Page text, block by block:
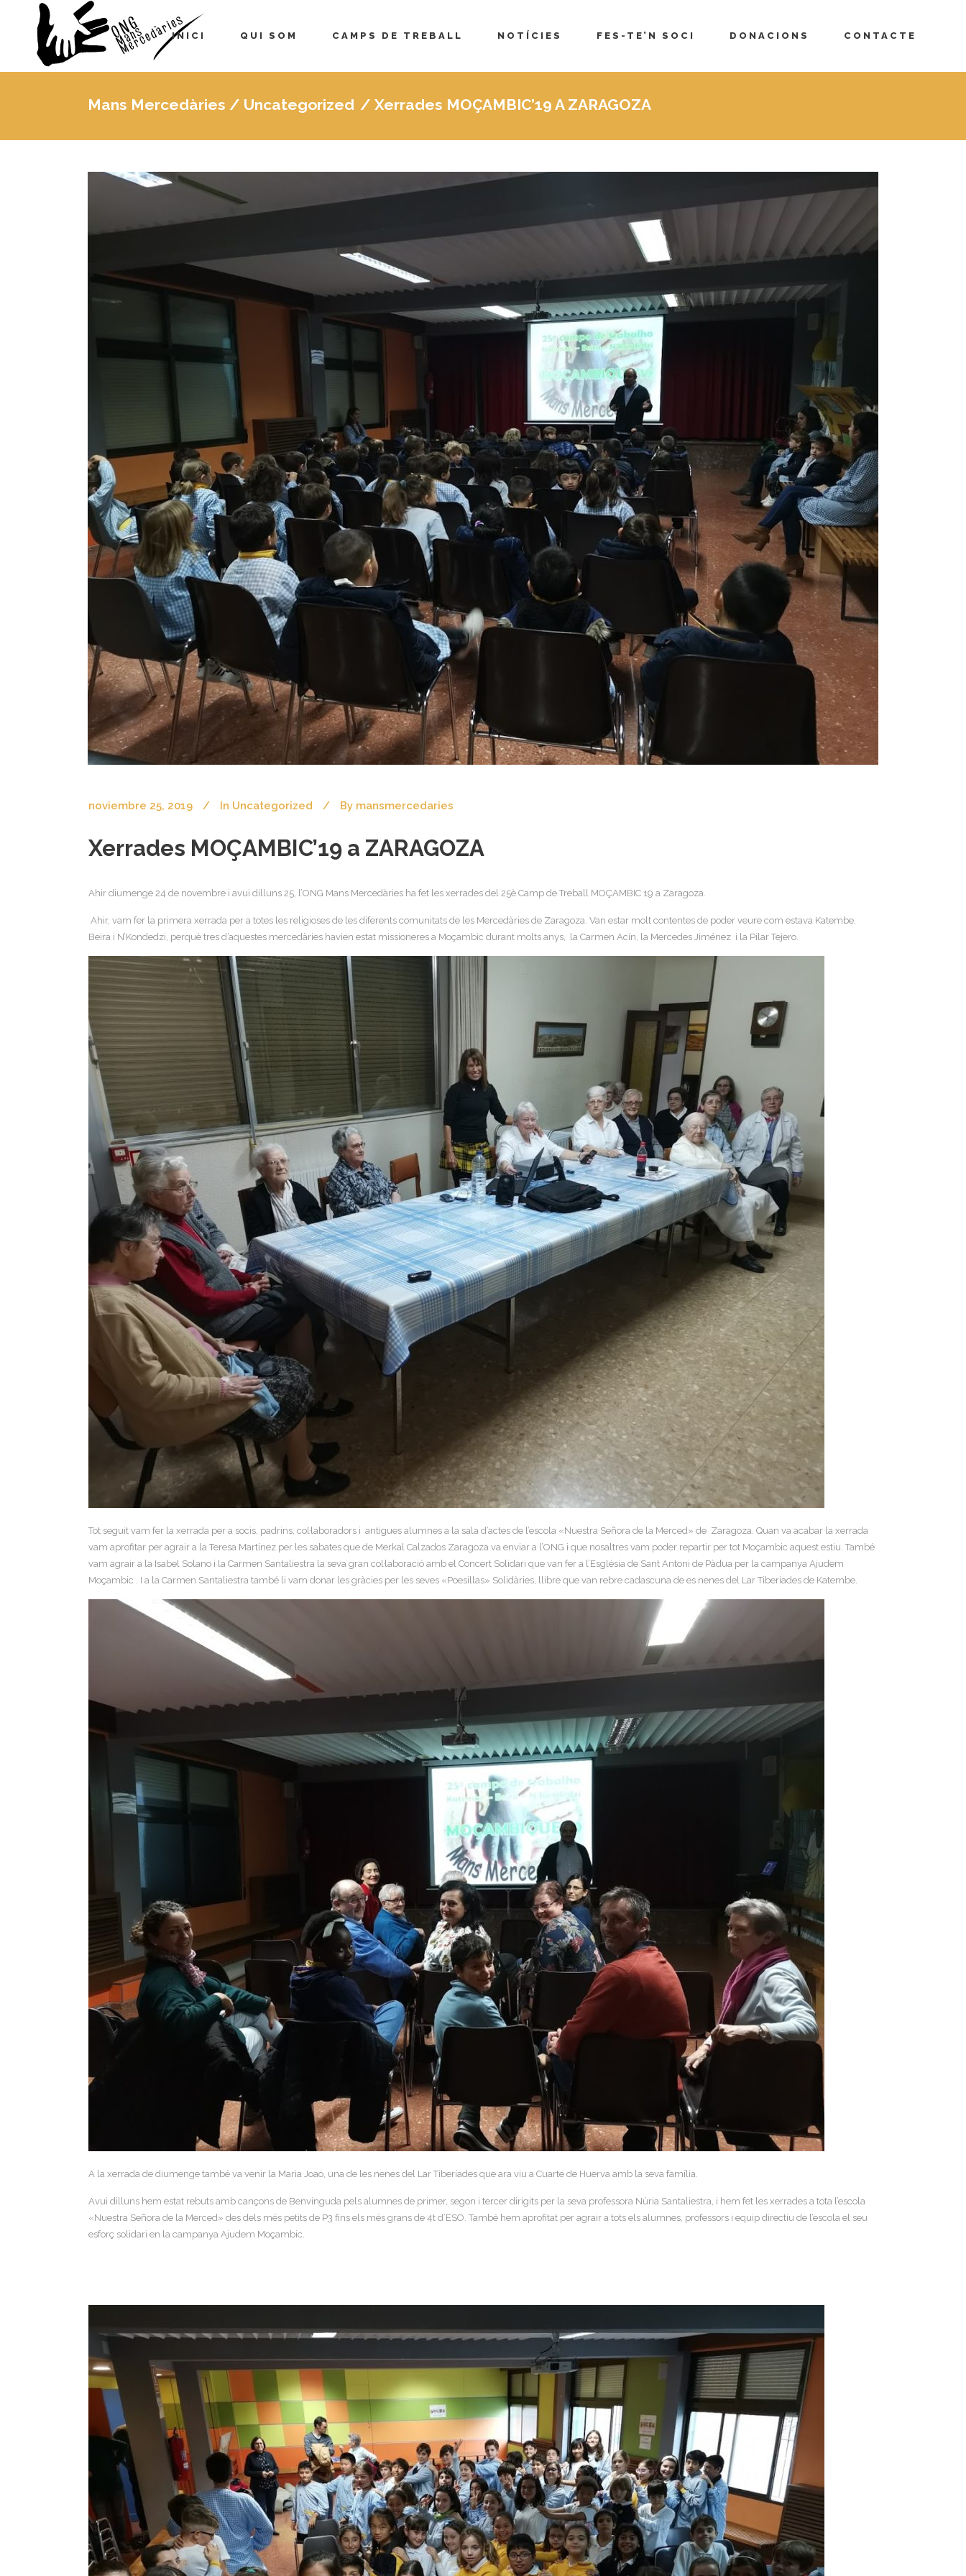
INICI QUI SOM CAMPS DE TREBALL NOTÍCIES FES-TE’N SOCI DONACIONS CONTACTE
Mans Mercedàries / Uncategorized / Xerrades MOÇAMBIC’19 A ZARAGOZA
noviembre 25, 2019 In Uncategorized By mansmercedaries
Xerrades MOÇAMBIC’19 a ZARAGOZA
Ahir diumenge 24 de novembre i avui dilluns 25, l’ONG Mans Mercedàries ha fet les xerrades del 25è Camp de Treball MOÇAMBIC 19 a Zaragoza.
Ahir, vam fer la primera xerrada per a totes les religioses de les diferents comunitats de les Mercedàries de Zaragoza. Van estar molt contentes de poder veure com estava Katembe,
Beira i N’Kondedzi, perquè tres d’aquestes mercedàries havien estat missioneres a Moçambic durant molts anys, la Carmen Acín, la Mercedes Jiménez i la Pilar Tejero.
Tot seguit vam fer la xerrada per a socis, padrins, col·laboradors i antigues alumnes a la sala d’actes de l’escola «Nuestra Señora de la Merced» de Zaragoza. Quan va acabar la xerrada
vam aprofitar per agrair a la Teresa Martínez per les sabates que de Merkal Calzados Zaragoza va enviar a l’ONG i que nosaltres vam poder repartir per tot Moçambic aquest estiu. També
vam agrair a la Isabel Solano i la Carmen Santaliestra la seva gran col·laboració amb el Concert Solidari que van fer a l’Església de Sant Antoni de Pàdua per la campanya Ajudem
Moçambic . I a la Carmen Santaliestra també li vam donar les gràcies per les seves «Poesillas» Solidàries, llibre que van rebre cadascuna de es nenes del Lar Tiberíades de Katembe.
A la xerrada de diumenge també va venir la Maria Joao, una de les nenes del Lar Tiberíades que ara viu a Cuarte de Huerva amb la seva família.
Avui dilluns hem estat rebuts amb cançons de Benvinguda pels alumnes de primer, segon i tercer dirigits per la seva professora Núria Santaliestra, i hem fet les xerrades a tota l’escola
«Nuestra Señora de la Merced» des dels més petits de P3 fins els més grans de 4t d’ESO. També hem aprofitat per agrair a tots els alumnes, professors i equip directiu de l’escola el seu
esforç solidari en la campanya Ajudem Moçambic.